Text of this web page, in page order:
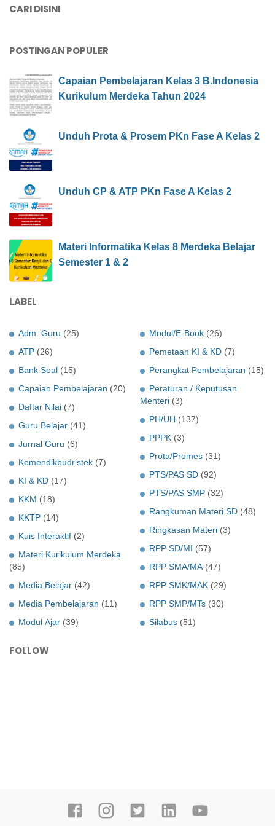
CARI DISINI
POSTINGAN POPULER
Capaian Pembelajaran Kelas 3 B.Indonesia
Kurikulum Merdeka Tahun 2024
Unduh Prota & Prosem PKn Fase A Kelas 2
Unduh CP & ATP PKn Fase A Kelas 2
Materi Informatika Kelas 8 Merdeka Belajar
Semester 1 & 2
LABEL
Adm. Guru (25)
ATP (26)
Bank Soal (15)
Capaian Pembelajaran (20)
Daftar Nilai (7)
Guru Belajar (41)
Jurnal Guru (6)
Kemendikbudristek (7)
KI & KD (17)
KKM (18)
KKTP (14)
Kuis Interaktif (2)
Materi Kurikulum Merdeka
(85)
Media Belajar (42)
Media Pembelajaran (11)
Modul Ajar (39)
Modul/E-Book (26)
Pemetaan KI & KD (7)
Perangkat Pembelajaran (15)
Peraturan / Keputusan
Menteri (3)
PH/UH (137)
PPPK (3)
Prota/Promes (31)
PTS/PAS SD (92)
PTS/PAS SMP (32)
Rangkuman Materi SD (48)
Ringkasan Materi (3)
RPP SD/MI (57)
RPP SMA/MA (47)
RPP SMK/MAK (29)
RPP SMP/MTs (30)
Silabus (51)
FOLLOW